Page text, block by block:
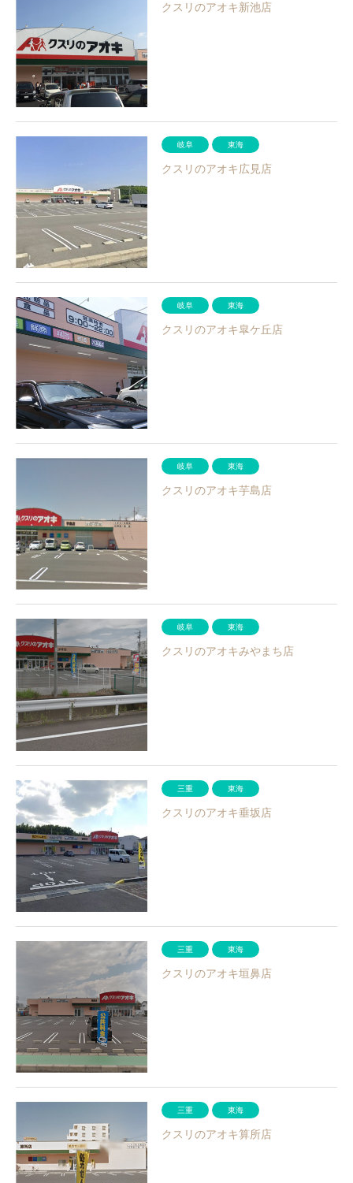
クスリのアオキ新池店
岐阜 東海
クスリのアオキ広見店
岐阜 東海
クスリのアオキ皐ケ丘店
岐阜 東海
クスリのアオキ芋島店
岐阜 東海
クスリのアオキみやまち店
三重 東海
クスリのアオキ垂坂店
三重 東海
クスリのアオキ垣鼻店
三重 東海
クスリのアオキ算所店